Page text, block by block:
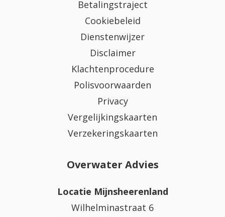
Betalingstraject
Cookiebeleid
Dienstenwijzer
Disclaimer
Klachtenprocedure
Polisvoorwaarden
Privacy
Vergelijkingskaarten
Verzekeringskaarten
Overwater Advies
Locatie Mijnsheerenland
Wilhelminastraat 6